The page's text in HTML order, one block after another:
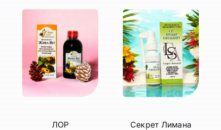
ЛОР Секрет Лимана